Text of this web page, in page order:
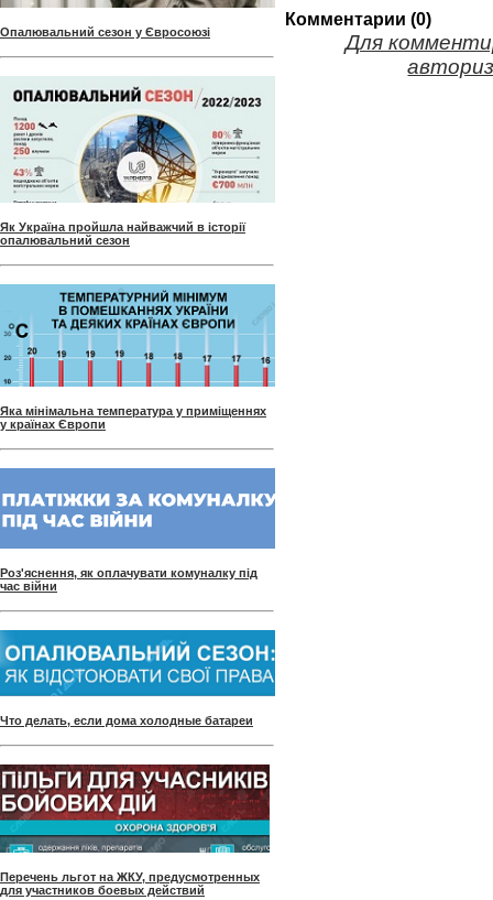
Опалювальний сезон у Євросоюзі
Як Україна пройшла найважчий в історії
опалювальний сезон
Яка мінімальна температура у приміщеннях
у країнах Європи
Роз'яснення, як оплачувати комуналку під
час війни
Что делать, если дома холодные батареи
Перечень льгот на ЖКУ, предусмотренных
для участников боевых действий
Комментарии (0)
Для